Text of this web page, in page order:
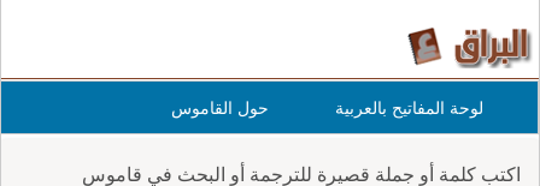
لوحة المفاتيح بالعربية حول القاموس
اكتب كلمة أو جملة قصيرة للترجمة أو البحث في قاموس